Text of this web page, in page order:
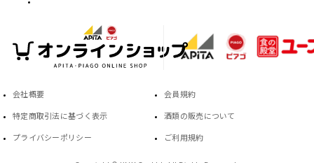
会社概要 会員規約
特定商取引法に基づく表示 酒類の販売について
プライバシーポリシー ご利用規約